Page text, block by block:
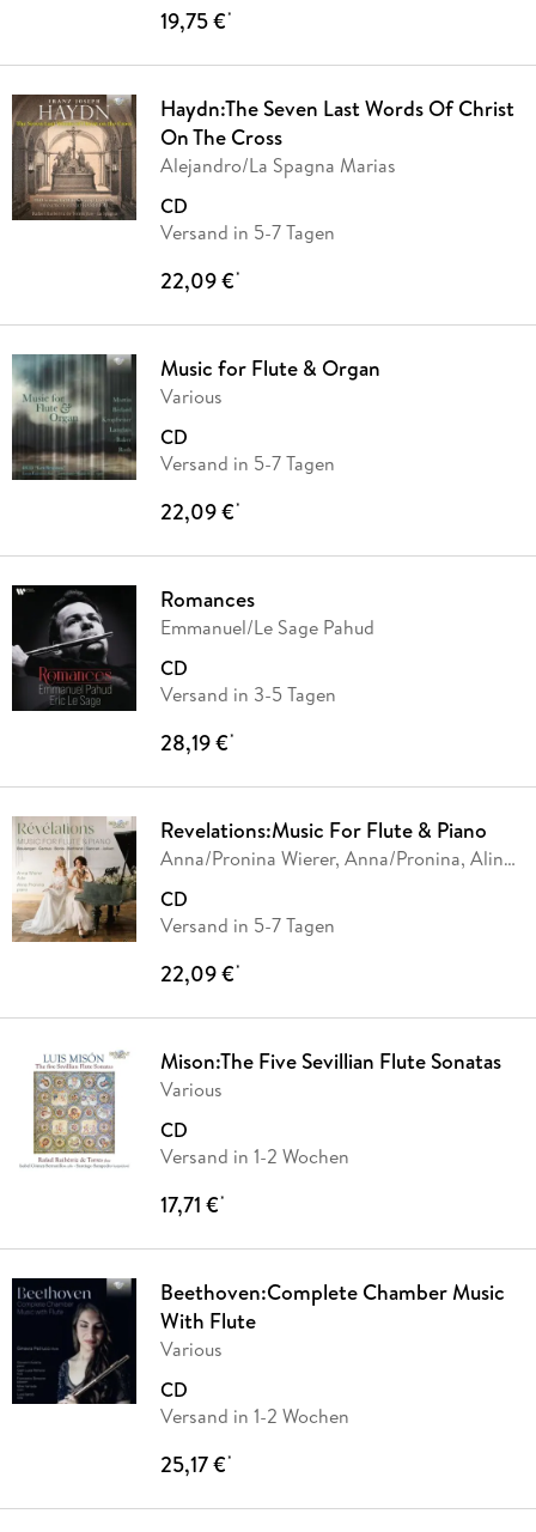
19,75 €*
Haydn:The Seven Last Words Of Christ
On The Cross
Alejandro/La Spagna Marias
CD
Versand in 5-7 Tagen
22,09 €*
Music for Flute & Organ
Various
CD
Versand in 5-7 Tagen
22,09 €*
Romances
Emmanuel/Le Sage Pahud
CD
Versand in 3-5 Tagen
28,19 €*
Revelations:Music For Flute & Piano
Anna/Pronina Wierer, Anna/Pronina, Alina
CD
Versand in 5-7 Tagen
22,09 €*
Mison:The Five Sevillian Flute Sonatas
Various
CD
Versand in 1-2 Wochen
17,71 €*
Beethoven:Complete Chamber Music
With Flute
Various
CD
Versand in 1-2 Wochen
25,17 €*